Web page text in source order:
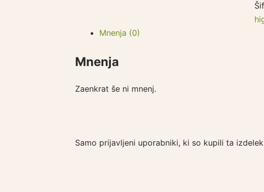
Mnenja (0)
Mnenja
Zaenkrat še ni mnenj.
Samo prijavljeni uporabniki, ki so kupili ta